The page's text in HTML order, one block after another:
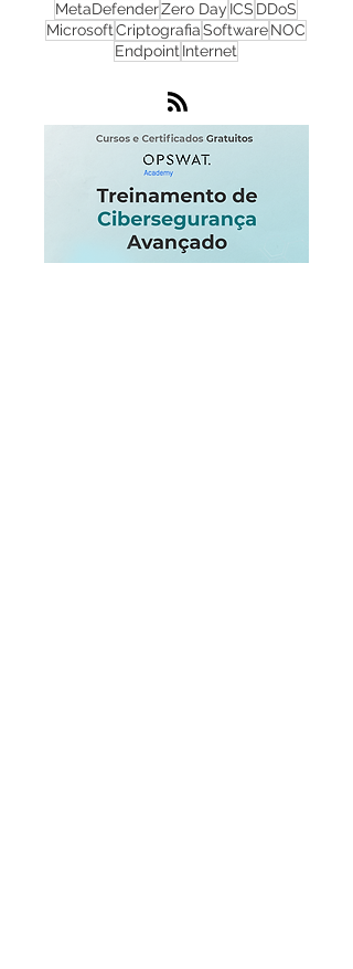
Monitoramento de RedeNuvemSOC
WindowsInteligência Artificial
MetaDefenderZero DayICS
EndpointInternet